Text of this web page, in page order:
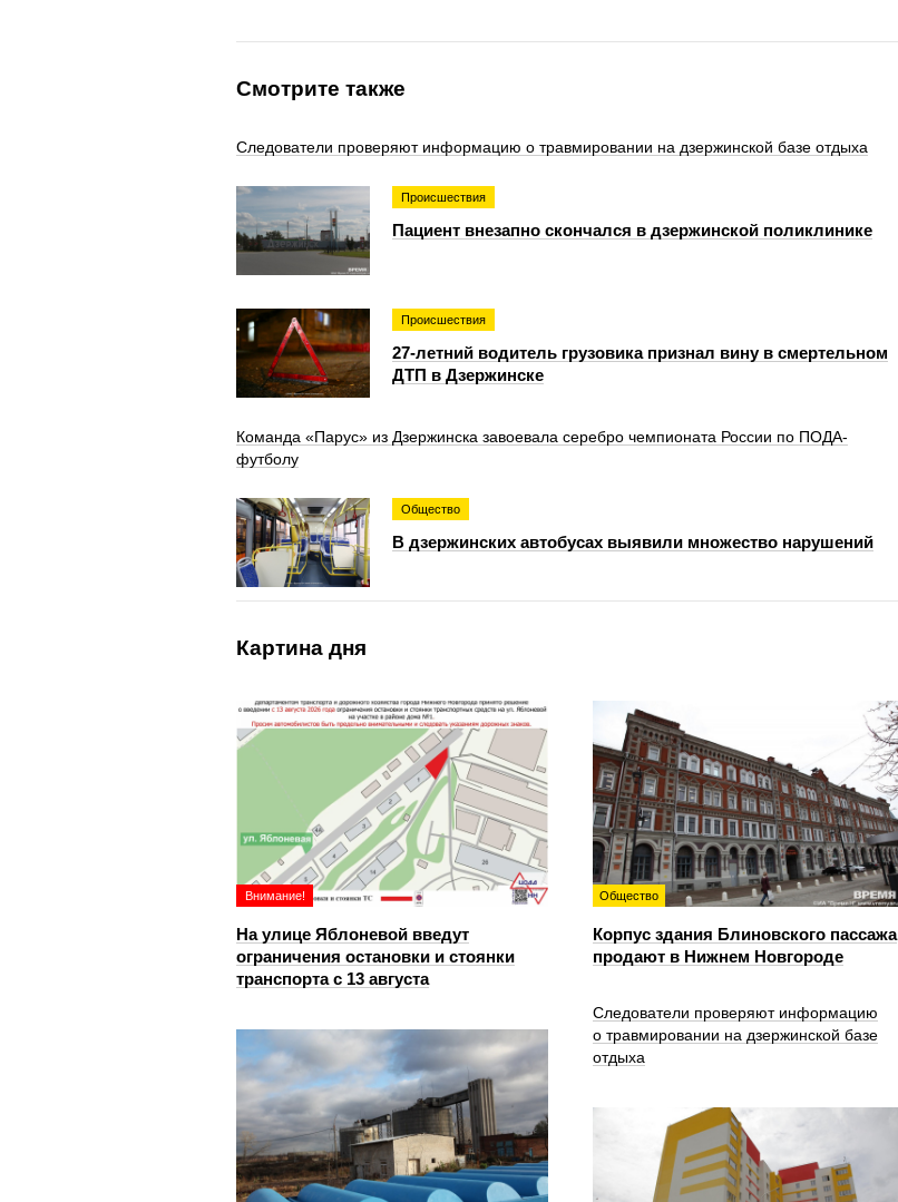
Смотрите также
Следователи проверяют информацию о травмировании на дзержинской базе отдыха
Происшествия
Пациент внезапно скончался в дзержинской поликлинике
Происшествия
27-летний водитель грузовика признал вину в смертельном
ДТП в Дзержинске
Команда «Парус» из Дзержинска завоевала серебро чемпионата России по ПОДА-
футболу
Общество
В дзержинских автобусах выявили множество нарушений
Картина дня
Внимание!
На улице Яблоневой введут
ограничения остановки и стоянки
транспорта с 13 августа
Общество
Корпус здания Блиновского пассажа
продают в Нижнем Новгороде
Следователи проверяют информацию
о травмировании на дзержинской базе
отдыха